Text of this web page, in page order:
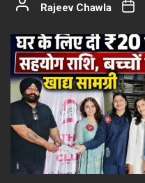
Rajeev Chawla